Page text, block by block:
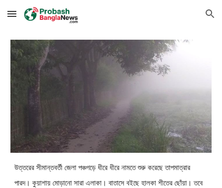
Skip to main content Skip to navigation
উত্তরের সীমান্তবর্তী জেলা পঞ্চগড়ে ধীরে ধীরে নামতে শুরু করেছে তাপমাত্রার
পারদ। কুয়াশায় মোড়ানো সারা এলাকা। বাতাসে বইছে হালকা শীতের ছোঁয়া। তবে